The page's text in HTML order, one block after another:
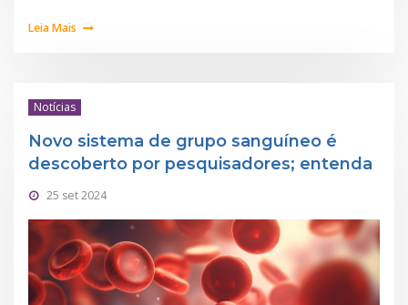
Leia Mais
Notícias
Novo sistema de grupo sanguíneo é
descoberto por pesquisadores; entenda
25 set 2024